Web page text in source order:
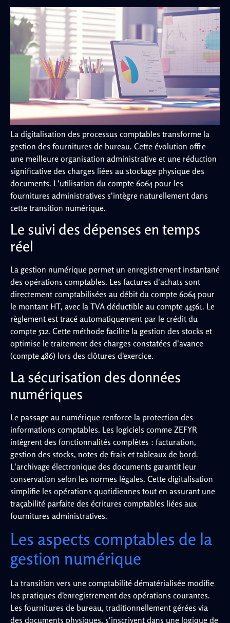
La digitalisation des processus comptables transforme la
gestion des fournitures de bureau. Cette évolution offre
une meilleure organisation administrative et une réduction
significative des charges liées au stockage physique des
documents. L'utilisation du compte 6064 pour les
fournitures administratives s'intègre naturellement dans
cette transition numérique.
Le suivi des dépenses en temps
réel
La gestion numérique permet un enregistrement instantané
des opérations comptables. Les factures d'achats sont
directement comptabilisées au débit du compte 6064 pour
le montant HT, avec la TVA déductible au compte 44561. Le
règlement est tracé automatiquement par le crédit du
compte 512. Cette méthode facilite la gestion des stocks et
optimise le traitement des charges constatées d'avance
(compte 486) lors des clôtures d'exercice.
La sécurisation des données
numériques
Le passage au numérique renforce la protection des
informations comptables. Les logiciels comme ZEFYR
intègrent des fonctionnalités complètes : facturation,
gestion des stocks, notes de frais et tableaux de bord.
L'archivage électronique des documents garantit leur
conservation selon les normes légales. Cette digitalisation
simplifie les opérations quotidiennes tout en assurant une
traçabilité parfaite des écritures comptables liées aux
fournitures administratives.
Les aspects comptables de la
gestion numérique
La transition vers une comptabilité dématérialisée modifie
les pratiques d'enregistrement des opérations courantes.
Les fournitures de bureau, traditionnellement gérées via
des documents physiques, s'inscrivent dans une logique de